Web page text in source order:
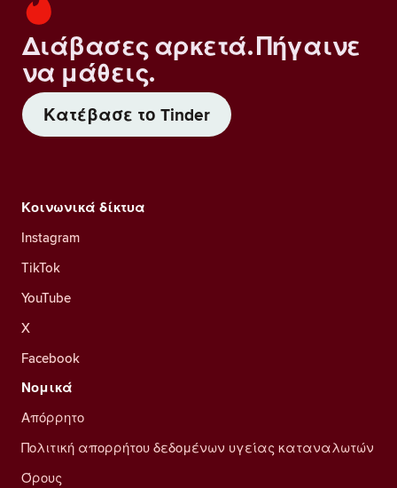
Διάβασες αρκετά. Πήγαινε
να μάθεις.
Κατέβασε το Tinder
Κοινωνικά δίκτυα
Instagram
TikTok
YouTube
X
Facebook
Νομικά
Απόρρητο
Πολιτική απορρήτου δεδομένων υγείας καταναλωτών
Όρους